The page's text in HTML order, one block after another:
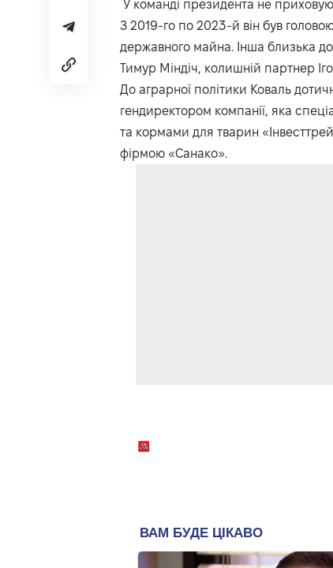
У команді президента не
З 2019-го по 2023-й він був
державного майна. Інша близька
Тимур Міндіч, колишній партнер
До аграрної політики Коваль
гендиректором компанії, яка
та кормами для тварин
фірмою «Санако».